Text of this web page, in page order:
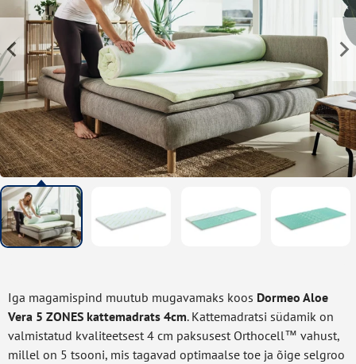
Iga magamispind muutub mugavamaks koos Dormeo Aloe
Vera 5 ZONES kattemadrats 4cm. Kattemadratsi südamik on
valmistatud kvaliteetsest 4 cm paksusest Orthocell™ vahust,
millel on 5 tsooni, mis tagavad optimaalse toe ja õige selgroo